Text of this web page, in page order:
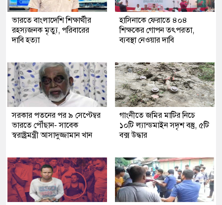
ভারতে বাংলাদেশি শিক্ষার্থীর
রহস্যজনক মৃত্যু, পরিবারের
দাবি হত্যা
হাসিনাকে ফেরাতে ৪০৪
শিক্ষকের গোপন তৎপরতা,
ব্যবস্থা নেওয়ার দাবি
সরকার পতনের পর ৯ সেপ্টেম্বর
ভারতে পৌঁছান- সাবেক
স্বরাষ্ট্রমন্ত্রী আসাদুজ্জামান খান
গাংনীতে জমির মাটির নিচে
১০টি ল্যান্ডমাইন সদৃশ বস্তু, ৫টি
বক্স উদ্ধার